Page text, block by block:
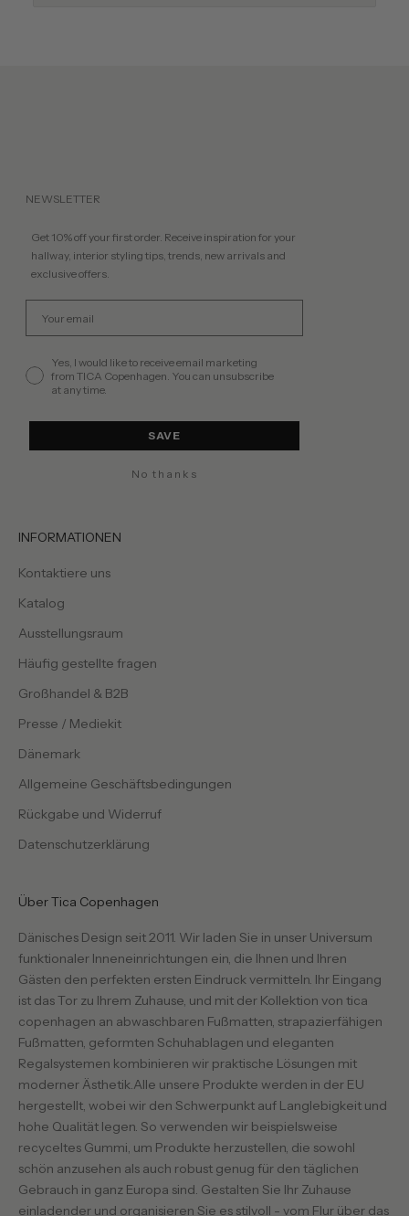
NEWSLETTER
Get 10% off your first order. Receive inspiration for your
hallway, interior styling tips, trends, new arrivals and
exclusive offers.
permission
Yes, I would like to receive email marketing
from TICA Copenhagen. You can unsubscribe
at any time.
SAVE
No thanks
INFORMATIONEN
Kontaktiere uns
Katalog
Ausstellungsraum
Häufig gestellte fragen
Großhandel & B2B
Presse / Mediekit
Dänemark
Allgemeine Geschäftsbedingungen
Rückgabe und Widerruf
Datenschutzerklärung
Über Tica Copenhagen
Dänisches Design seit 2011. Wir laden Sie in unser Universum
funktionaler Inneneinrichtungen ein, die Ihnen und Ihren
Gästen den perfekten ersten Eindruck vermitteln. Ihr Eingang
ist das Tor zu Ihrem Zuhause, und mit der Kollektion von tica
copenhagen an abwaschbaren Fußmatten, strapazierfähigen
Fußmatten, geformten Schuhablagen und eleganten
Regalsystemen kombinieren wir praktische Lösungen mit
moderner Ästhetik.Alle unsere Produkte werden in der EU
hergestellt, wobei wir den Schwerpunkt auf Langlebigkeit und
hohe Qualität legen. So verwenden wir beispielsweise
recyceltes Gummi, um Produkte herzustellen, die sowohl
schön anzusehen als auch robust genug für den täglichen
Gebrauch in ganz Europa sind. Gestalten Sie Ihr Zuhause
einladender und organisieren Sie es stilvoll - vom Flur über das